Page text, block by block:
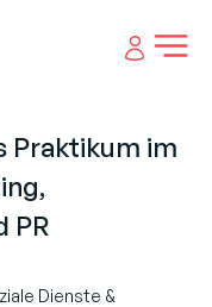
Open
Praktikum im
PR
Dienste &